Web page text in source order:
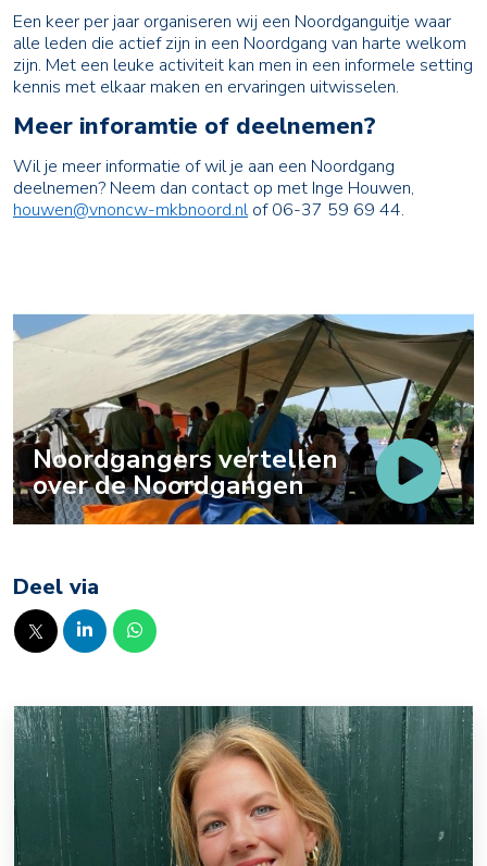
Een keer per jaar organiseren wij een Noordganguitje waar
alle leden die actief zijn in een Noordgang van harte welkom
zijn. Met een leuke activiteit kan men in een informele setting
kennis met elkaar maken en ervaringen uitwisselen.
Meer inforamtie of deelnemen?
Wil je meer informatie of wil je aan een Noordgang
deelnemen? Neem dan contact op met Inge Houwen,
houwen@vnoncw-mkbnoord.nlof 06-37 59 69 44.
Noordgangers vertellen
over de Noordgangen
Deel via